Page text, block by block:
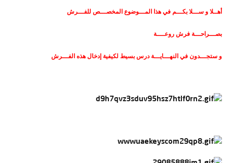
أهــلا و ســـلا بكـــم في هذا المـــوضوع المخصـــص للفـــرش
بصـــراحـــة فرش روعــــة
و ستجـــدون في النهـــايـــة درس بسيط لكيفية إدخال هذه الفـــرش